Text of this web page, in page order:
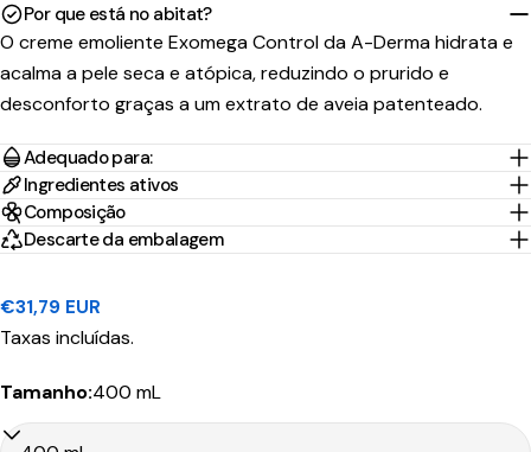
Por que está no abitat?
O creme emoliente Exomega Control da A-Derma hidrata e
acalma a pele seca e atópica, reduzindo o prurido e
desconforto graças a um extrato de aveia patenteado.
Adequado para:
Ingredientes ativos
Composição
Descarte da embalagem
Preço
regular
€31,79 EUR
Taxas incluídas.
Tamanho:400 mL
País/Região Transportadora
de
Envio
Preço
Portugal 1-2 Dias
Portugal